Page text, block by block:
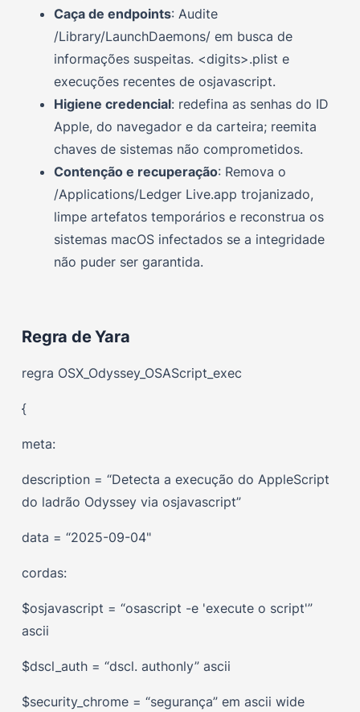
Caça de endpoints: Audite
/Library/LaunchDaemons/ em busca de
informações suspeitas. <digits>.plist e
execuções recentes de osjavascript.
Higiene credencial: redefina as senhas do ID
Apple, do navegador e da carteira; reemita
chaves de sistemas não comprometidos.
Contenção e recuperação: Remova o
/Applications/Ledger Live.app trojanizado,
limpe artefatos temporários e reconstrua os
sistemas macOS infectados se a integridade
não puder ser garantida.
Regra de Yara
regra OSX_Odyssey_OSAScript_exec
{
meta:
description = “Detecta a execução do AppleScript
do ladrão Odyssey via osjavascript”
data = “2025-09-04"
cordas:
$osjavascript = “osascript -e 'execute o script'”
ascii
$dscl_auth = “dscl. authonly” ascii
$security_chrome = “segurança” em ascii wide